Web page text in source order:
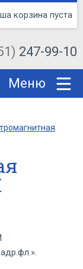
247-99-10
корзина пуста
Меню